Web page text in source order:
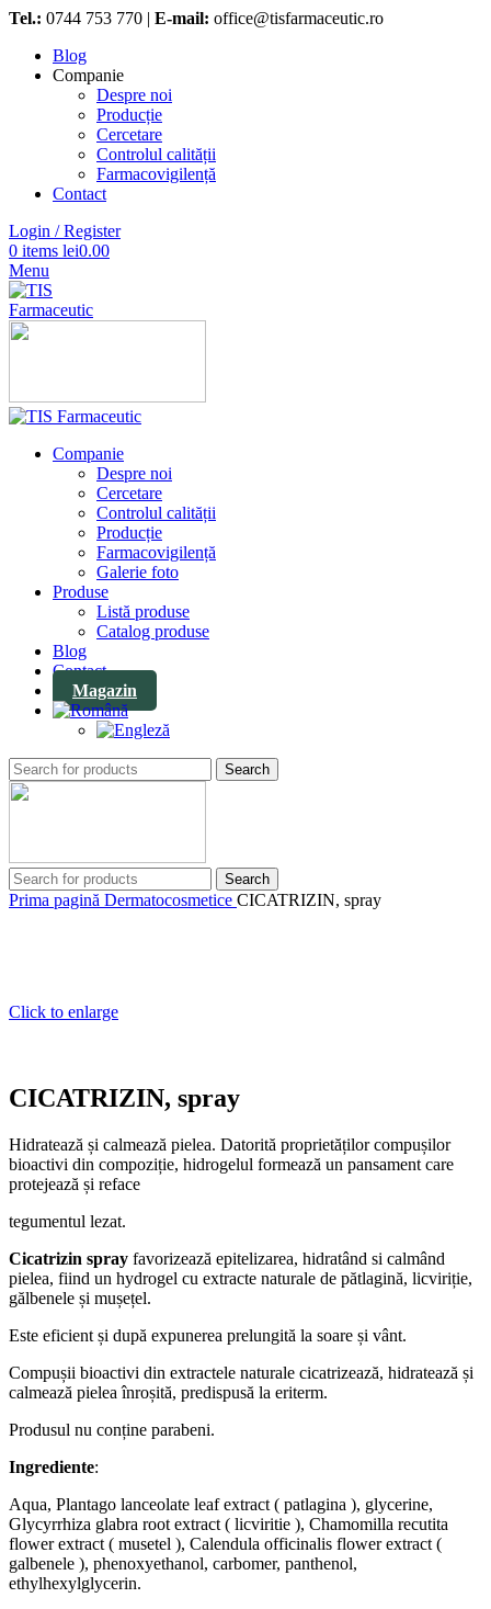
Tel.: 0744 753 770 | E-mail: office@tisfarmaceutic.ro
Blog
Companie
Despre noi
Producție
Cercetare
Controlul calității
Farmacovigilență
Contact
Login / Register
0 items lei0.00
Menu
Companie
Despre noi
Cercetare
Controlul calității
Producție
Farmacovigilență
Galerie foto
Produse
Listă produse
Catalog produse
Blog
Contact
Magazin
Search
Search
Prima pagină Dermatocosmetice CICATRIZIN, spray
Click to enlarge
CICATRIZIN, spray
Hidratează și calmează pielea. Datorită proprietăților compușilor
bioactivi din compoziție, hidrogelul formează un pansament care
protejează și reface
tegumentul lezat.
Cicatrizin spray favorizează epitelizarea, hidratând si calmând
pielea, fiind un hydrogel cu extracte naturale de pătlagină, licviriție,
gălbenele și mușețel.
Este eficient și după expunerea prelungită la soare și vânt.
Compușii bioactivi din extractele naturale cicatrizează, hidratează și
calmează pielea înroșită, predispusă la eriterm.
Produsul nu conține parabeni.
Ingrediente:
Aqua, Plantago lanceolate leaf extract ( patlagina ), glycerine,
Glycyrrhiza glabra root extract ( licviritie ), Chamomilla recutita
flower extract ( musetel ), Calendula officinalis flower extract (
galbenele ), phenoxyethanol, carbomer, panthenol,
ethylhexylglycerin.